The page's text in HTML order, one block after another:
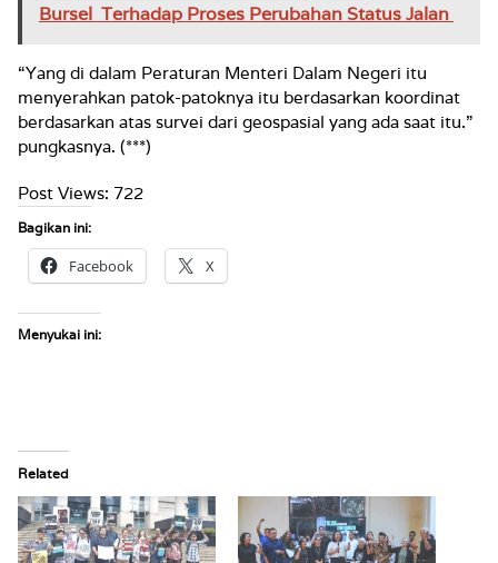
Bursel Terhadap Proses Perubahan Status Jalan
“Yang di dalam Peraturan Menteri Dalam Negeri itu
menyerahkan patok-patoknya itu berdasarkan koordinat
berdasarkan atas survei dari geospasial yang ada saat itu.”
pungkasnya. (***)
Post Views: 722
Bagikan ini:
Facebook X
Menyukai ini:
Related